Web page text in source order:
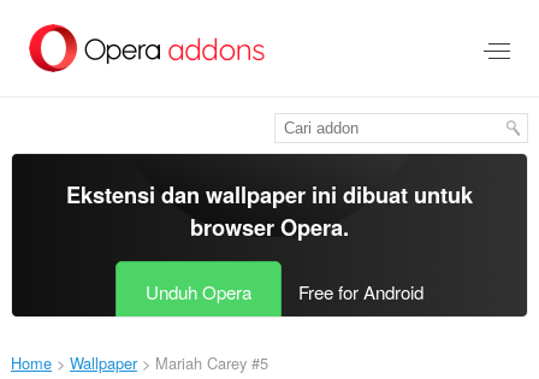
konten
Ekstensi dan wallpaper ini dibuat untuk
browser Opera.
Unduh Opera Free for Android
Home Wallpaper Mariah Carey #5‎